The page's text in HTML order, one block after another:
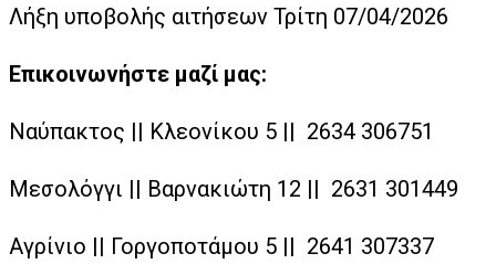
Λήξη υποβολής αιτήσεων Τρίτη 07/04/2026
Επικοινωνήστε μαζί μας:
Ναύπακτος || Κλεονίκου 5 || 2634 306751
Μεσολόγγι || Βαρνακιώτη 12 || 2631 301449
Αγρίνιο || Γοργοποτάμου 5 || 2641 307337